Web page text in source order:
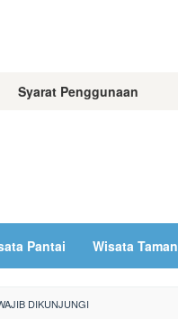
Syarat Penggunaan
Pantai Wisata Taman
DIKUNJUNGI